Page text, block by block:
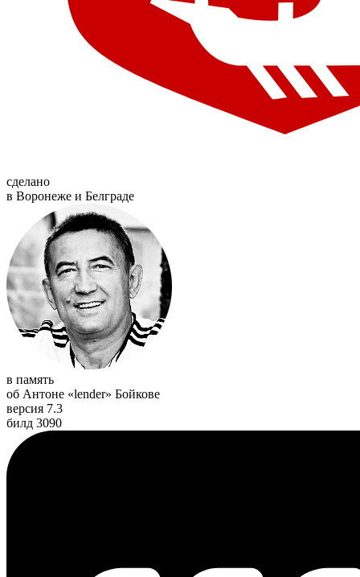
сделано
в Воронеже и Белграде
в память
об Антоне «lender» Бойкове
версия 7.3
билд 3090